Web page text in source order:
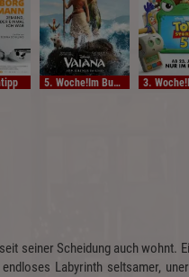
5. Woche!Im Bundesstart
seiner Scheidung auch wohnt.
Labyrinth seltsamer,